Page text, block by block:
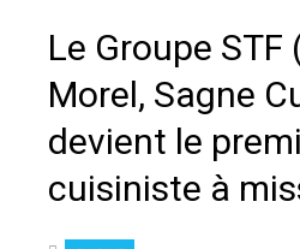
Le Groupe STF
Morel, Sagne
devient le
cuisiniste à